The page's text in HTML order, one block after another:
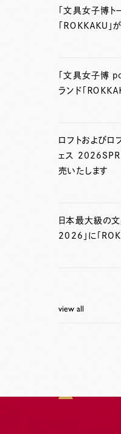
「文具女子博
「ＲＯＫＫＡＫＵ
「文具女子博
ランド「ＲＯＫＫ
ロフトおよびロ
ェス
売いたします
日本最大級の
2026」に「
view all